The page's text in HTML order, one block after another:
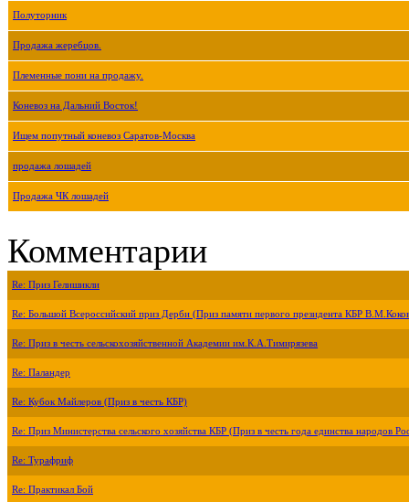
Полуторник
Продажа жеребцов.
Племенные пони на продажу.
Коневоз на Дальний Восток!
Ищем попутный коневоз Саратов-Москва
продажа лошадей
Продажа ЧК лошадей
Комментарии
Re: Приз Гелишикли
Re: Большой Всероссийский приз Дерби (Приз памяти первого президента КБР
Re: Приз в честь сельскохозяйственной Академии им.К.А.Тимирязева
Re: Паландер
Re: Кубок Майлеров (Приз в честь КБР)
Re: Приз Министерства сельского хозяйства КБР (Приз в честь года единства народов
Re: Турафриф
Re: Практикал Бой